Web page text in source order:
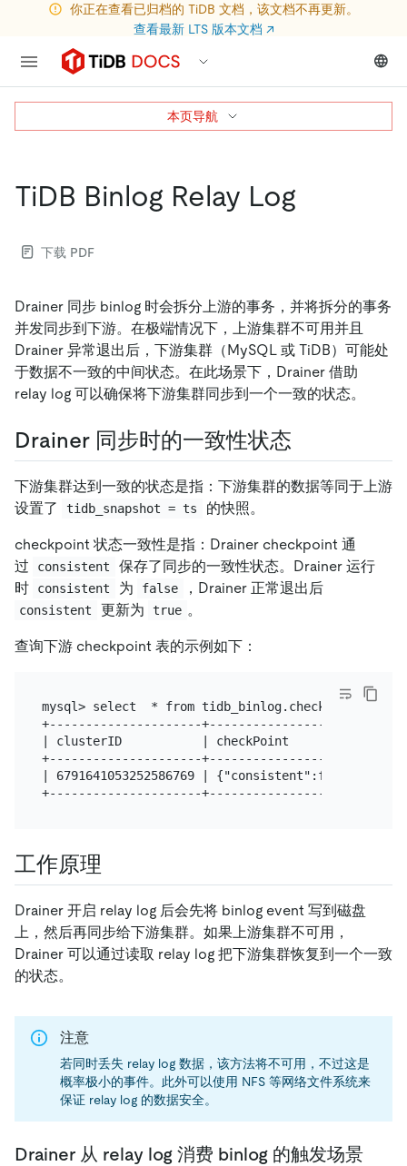
你正在查看已归档的 TiDB 文档，该文档不再更新。
查看最新 LTS 版本文档 ↗
TiDB Binlog Relay Log
下载 PDF
Drainer 同步 binlog 时会拆分上游的事务，并将拆分的事务
并发同步到下游。在极端情况下，上游集群不可用并且
Drainer 异常退出后，下游集群（MySQL 或 TiDB）可能处
于数据不一致的中间状态。在此场景下，Drainer 借助
relay log 可以确保将下游集群同步到一个一致的状态。
Drainer 同步时的一致性状态
下游集群达到一致的状态是指：下游集群的数据等同于上游
设置了
tidb_snapshot = ts 的快照。
checkpoint 状态一致性是指：Drainer checkpoint 通
过
consistent
保存了同步的一致性状态。Drainer 运行
时
consistent 为 false ，Drainer 正常退出后
consistent 更新为 true 。
查询下游 checkpoint 表的示例如下：
mysql> select  * from tidb_binlog.checkpoint;
+---------------------
| clusterID           | checkPoint
+---------------------
| 6791641053252586769 |
工作原理
Drainer 开启 relay log 后会先将 binlog event 写到磁盘
上，然后再同步给下游集群。如果上游集群不可用，
Drainer 可以通过读取 relay log 把下游集群恢复到一个一致
的状态。
注意
若同时丢失 relay log 数据，该方法将不可用，不过这是
概率极小的事件。此外可以使用 NFS 等网络文件系统来
保证 relay log 的数据安全。
Drainer 从 relay log 消费 binlog 的触发场景
本页导航